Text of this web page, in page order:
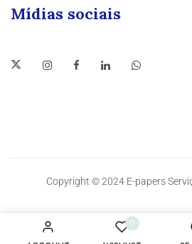
0
Mídias sociais
Copyright © 2024 E-papers